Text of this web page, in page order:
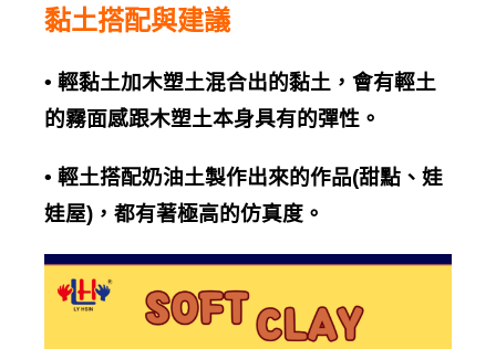
黏土搭配與建議
• 輕黏土加木塑土混合出的黏土，會有輕土
的霧面感跟木塑土本身具有的彈性。
• 輕土搭配奶油土製作出來的作品(甜點、娃
娃屋) ，都有著極高的仿真度。